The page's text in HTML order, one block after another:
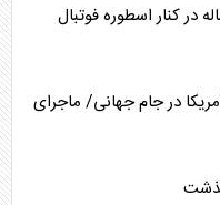
مسی؛ پایان یک دوره ۳۰ ساله در کنار اسطوره فوتبال
در جام جهانی/ ماجرای